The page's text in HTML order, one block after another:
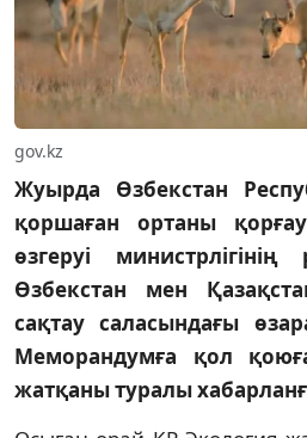
gov.kz
Жуырда Өзбекстан
қоршаған ортаны
өзгеруі
Өзбекстан мен
сақтау саласындағы
Меморандумға қол
жатқаны туралы